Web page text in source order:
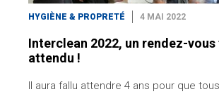
HYGIÈNE & PROPRETÉ 4 MAI 2022
Interclean 2022, un rendez-
attendu !
Il aura fallu attendre 4 ans pour que